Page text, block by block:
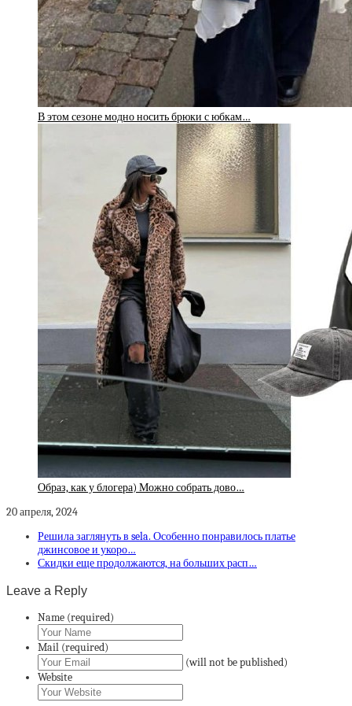
В этом сезоне модно носить брюки с юбкам…
Образ, как у блогера) Можно собрать дово…
20 апреля, 2024
Решила заглянуть в sela. Особенно понравилось платье
джинсовое и укоро…
Скидки еще продолжаются, на больших расп…
Leave a Reply
Name (required)
Mail (required)
(will not be published)
Website